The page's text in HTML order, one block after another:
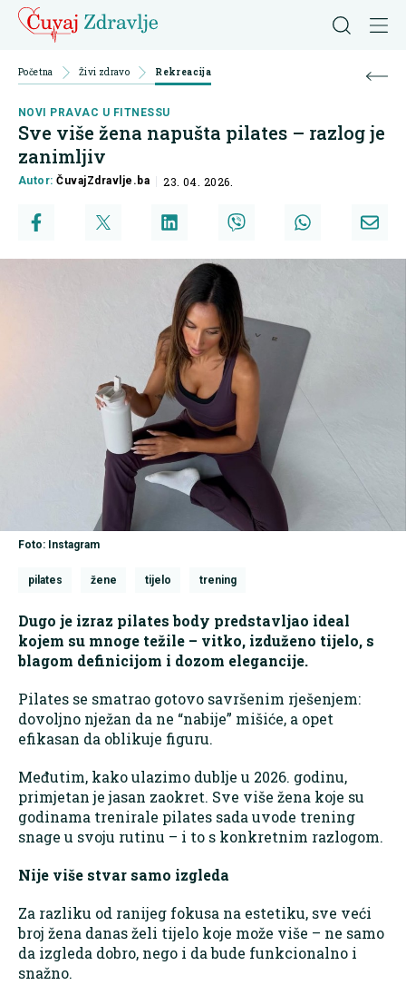
Početna Živi zdravo Rekreacija
NOVI PRAVAC U FITNESSU
Sve više žena napušta pilates – razlog je
zanimljiv
Autor:ČuvajZdravlje.ba 23. 04. 2026.
Foto: Instagram
pilates žene tijelo trening
Dugo je izraz pilates body predstavljao ideal
kojem su mnoge težile – vitko, izduženo tijelo, s
blagom definicijom i dozom elegancije.
Pilates se smatrao gotovo savršenim rješenjem:
dovoljno nježan da ne “nabije” mišiće, a opet
efikasan da oblikuje figuru.
Međutim, kako ulazimo dublje u 2026. godinu,
primjetan je jasan zaokret. Sve više žena koje su
godinama trenirale pilates sada uvode trening
snage u svoju rutinu – i to s konkretnim razlogom.
Nije više stvar samo izgleda
Za razliku od ranijeg fokusa na estetiku, sve veći
broj žena danas želi tijelo koje može više – ne samo
da izgleda dobro, nego i da bude funkcionalno i
snažno.